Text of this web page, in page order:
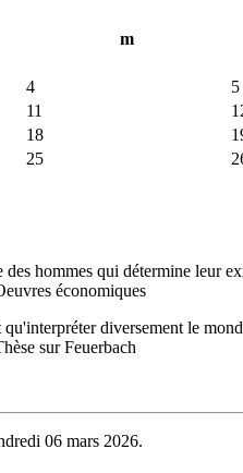
m
4 5
11
18
25
des hommes qui détermine leur
économiques
diversement le
sur Feuerbach
06 mars 2026.